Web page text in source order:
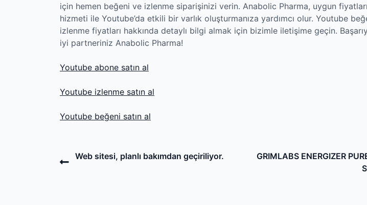
için hemen beğeni ve izlenme siparişinizi verin. Anabolic Pharma, uygun
hizmeti ile Youtube’da etkili bir varlık oluşturmanıza yardımcı olur. Youtube
izlenme fiyatları hakkında detaylı bilgi almak için bizimle iletişime geçin.
iyi partneriniz Anabolic Pharma!
Youtube abone satın al
Youtube izlenme satın al
Youtube beğeni satın al
Post
Previous
Post
Web sitesi, planlı bakımdan geçiriliyor.
GRIMLABS ENERGIZER